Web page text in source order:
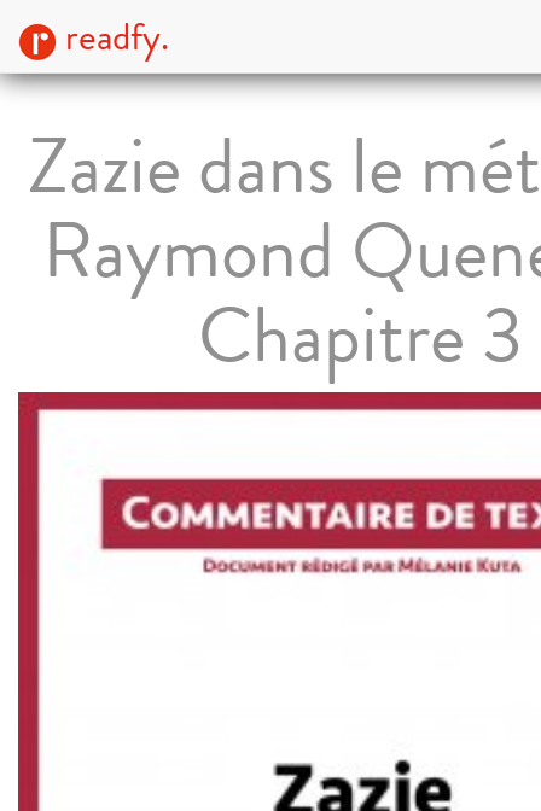
readfy.
Zazie dans le
Raymond
Chapitre 3